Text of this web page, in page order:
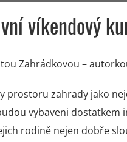
víkendový
Zahrádkovou –
prostoru zahrady jako
vybaveni
rodině nejen dobře